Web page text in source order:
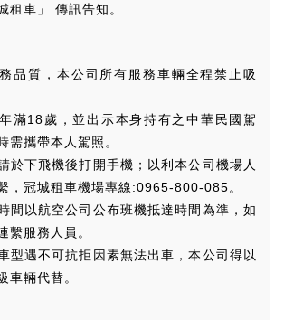
租車」 傳訊告知。
品質，本公司所有服務車輛全程禁止吸
滿18歲，並出示本身持有之中華民國駕
需攜帶本人駕照。
於下飛機後打開手機；以利本公司機場人
，冠城租車機場專線:0965-800-085。
間以航空公司公布班機抵達時間為準，如
繫服務人員。
型遇不可抗拒因素無法出車，本公司得以
車輛代替。